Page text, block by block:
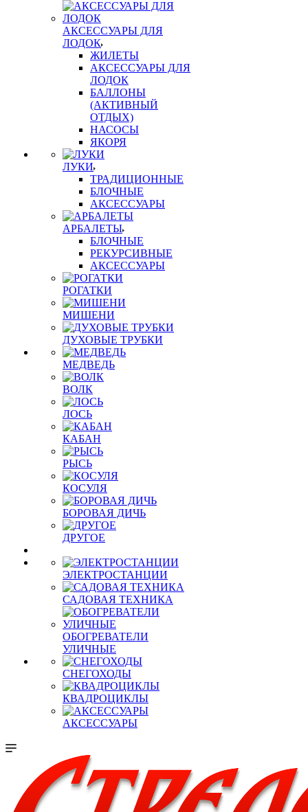
АКСЕССУАРЫ ДЛЯ
ЛОДОК
ЖИЛЕТЫ
АКСЕССУАРЫ ДЛЯ
ЛОДОК
БАЛЛОНЫ
(АКТИВНЫЙ
ОТДЫХ)
НАСОСЫ
ЯКОРЯ
ЛУКИ
ТРАДИЦИОННЫЕ
БЛОЧНЫЕ
АКСЕССУАРЫ
АРБАЛЕТЫ
БЛОЧНЫЕ
РЕКУРСИВНЫЕ
АКСЕССУАРЫ
РОГАТКИ
МИШЕНИ
ДУХОВЫЕ ТРУБКИ
МЕДВЕДЬ
ВОЛК
ЛОСЬ
КАБАН
РЫСЬ
КОСУЛЯ
БОРОВАЯ ДИЧЬ
ДРУГОЕ
ЭЛЕКТРОСТАНЦИИ
САДОВАЯ ТЕХНИКА
ОБОГРЕВАТЕЛИ
УЛИЧНЫЕ
СНЕГОХОДЫ
КВАДРОЦИКЛЫ
АКСЕССУАРЫ